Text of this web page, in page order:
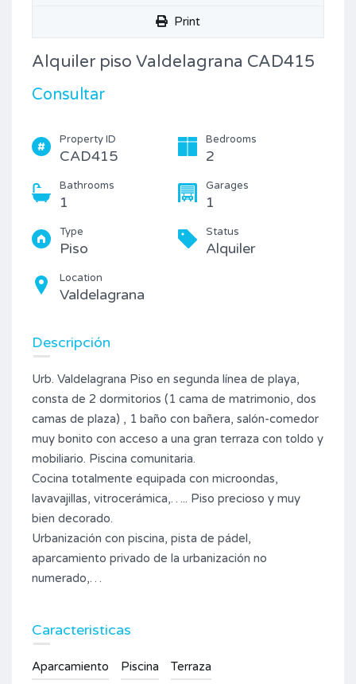
Print
Alquiler piso Valdelagrana CAD415
Consultar
Property ID
CAD415
Bedrooms
2
Bathrooms
1
Garages
1
Type
Piso
Status
Alquiler
Location
Valdelagrana
Descripción
Urb. Valdelagrana Piso en segunda línea de playa,
consta de 2 dormitorios (1 cama de matrimonio, dos
camas de plaza) , 1 baño con bañera, salón-comedor
muy bonito con acceso a una gran terraza con toldo y
mobiliario. Piscina comunitaria.
Cocina totalmente equipada con microondas,
lavavajillas, vitrocerámica,….. Piso precioso y muy
bien decorado.
Urbanización con piscina, pista de pádel,
aparcamiento privado de la urbanización no
numerado,…
Caracteristicas
Aparcamiento Piscina Terraza